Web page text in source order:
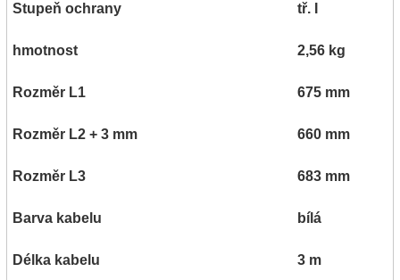
Stupeň ochrany tř. I
hmotnost 2,56 kg
Rozměr L1 675 mm
Rozměr L2 + 3 mm 660 mm
Rozměr L3 683 mm
Barva kabelu bílá
Délka kabelu 3 m